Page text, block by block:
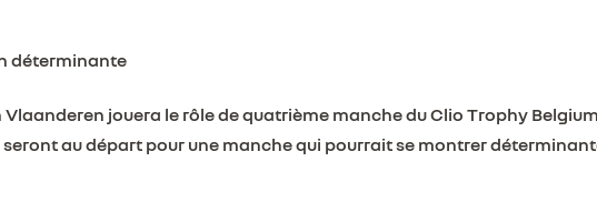
déterminante
Vlaanderen jouera le rôle de quatrième manche du Clio Trophy
seront au départ pour une manche qui pourrait se montrer